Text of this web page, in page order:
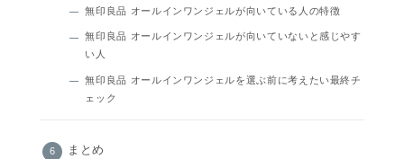
無印良品 オールインワンジェルが向いている人の特徴
無印良品 オールインワンジェルが向いていないと感じやす
い人
無印良品 オールインワンジェルを選ぶ前に考えたい最終チ
ェック
まとめ